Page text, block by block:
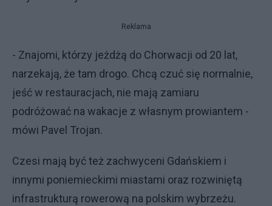
Reklama
- Znajomi, którzy jeżdżą do Chorwacji od 20 lat,
narzekają, że tam drogo. Chcą czuć się normalnie,
jeść w restauracjach, nie mają zamiaru
podróżować na wakacje z własnym prowiantem -
mówi Pavel Trojan.
Czesi mają być też zachwyceni Gdańskiem i
innymi poniemieckimi miastami oraz rozwiniętą
infrastrukturą rowerową na polskim wybrzeżu.